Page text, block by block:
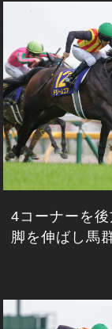
4コーナーを
脚を伸ばし馬